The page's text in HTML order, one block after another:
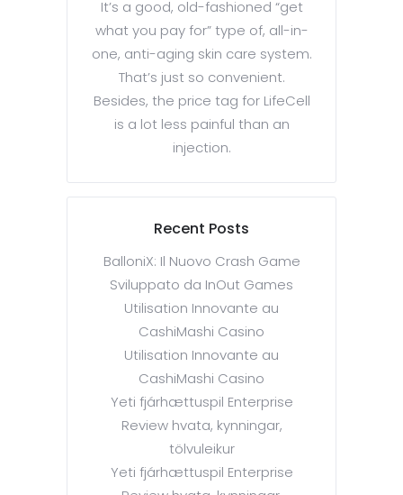
It’s a good, old-fashioned “get
what you pay for” type of, all-in-
one, anti-aging skin care system.
That’s just so convenient.
Besides, the price tag for LifeCell
is a lot less painful than an
injection.
Recent Posts
BalloniX: Il Nuovo Crash Game
Sviluppato da InOut Games
Utilisation Innovante au
CashiMashi Casino
Utilisation Innovante au
CashiMashi Casino
Yeti fjárhættuspil Enterprise
Review hvata, kynningar,
tölvuleikur
Yeti fjárhættuspil Enterprise